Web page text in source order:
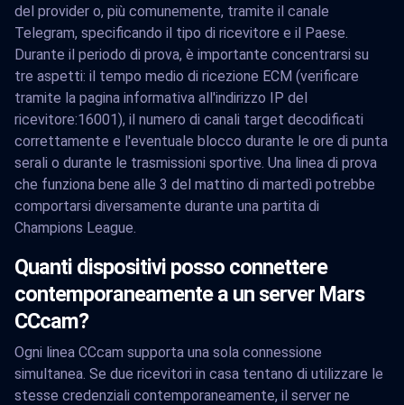
del provider o, più comunemente, tramite il canale
Telegram, specificando il tipo di ricevitore e il Paese.
Durante il periodo di prova, è importante concentrarsi su
tre aspetti: il tempo medio di ricezione ECM (verificare
tramite la pagina informativa all'indirizzo IP del
ricevitore:16001), il numero di canali target decodificati
correttamente e l'eventuale blocco durante le ore di punta
serali o durante le trasmissioni sportive. Una linea di prova
che funziona bene alle 3 del mattino di martedì potrebbe
comportarsi diversamente durante una partita di
Champions League.
Quanti dispositivi posso connettere
contemporaneamente a un server Mars
CCcam?
Ogni linea CCcam supporta una sola connessione
simultanea. Se due ricevitori in casa tentano di utilizzare le
stesse credenziali contemporaneamente, il server ne